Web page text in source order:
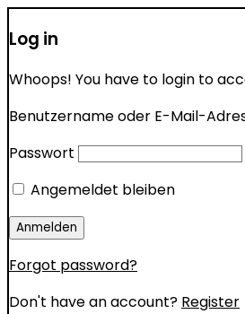
Log in
Whoops! You have to login to
Benutzername oder E-Mail-
Passwort
Angemeldet bleiben
Forgot password?
Don't have an account? Register